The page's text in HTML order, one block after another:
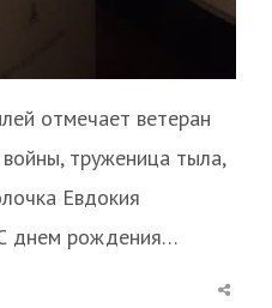
отмечает ветеран
труженица тыла,
Евдокия
днем рождения…